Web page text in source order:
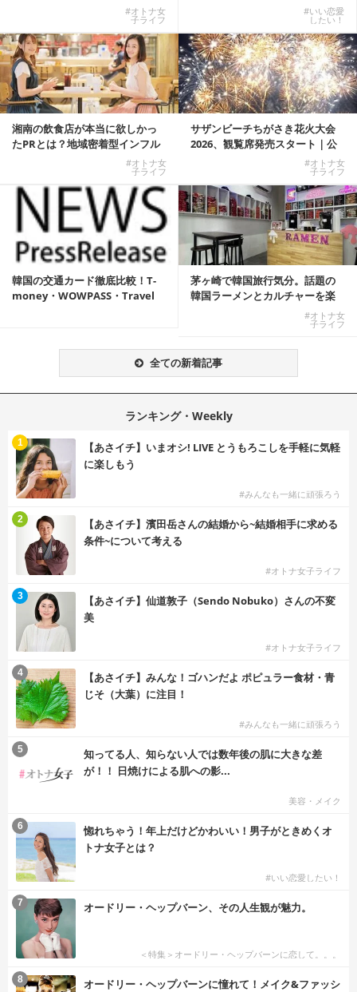
#オトナ女
子ライフ
#いい恋愛
したい！
湘南の飲食店が本当に欲しかっ
たPRとは？地域密着型インフル
#オトナ女
子ライフ
サザンビーチちがさき花火大会
2026、観覧席発売スタート｜公
#オトナ女
子ライフ
韓国の交通カード徹底比較！T-
money・WOWPASS・Travel
茅ヶ崎で韓国旅行気分。話題の
韓国ラーメンとカルチャーを楽
#オトナ女
子ライフ
全ての新着記事
ランキング・Weekly
【あさイチ】いまオシ! LIVE とうもろこしを手軽に気軽
に楽しもう
#みんなも一緒に頑張ろう
1
【あさイチ】濱田岳さんの結婚から~結婚相手に求める
条件~について考える
#オトナ女子ライフ
2
【あさイチ】仙道敦子（Sendo Nobuko）さんの不変
美
#オトナ女子ライフ
3
【あさイチ】みんな！ゴハンだよ ポピュラー食材・青
じそ（大葉）に注目！
#みんなも一緒に頑張ろう
4
知ってる人、知らない人では数年後の肌に大きな差
が！！ 日焼けによる肌への影...
美容・メイク
5
惚れちゃう！年上だけどかわいい！男子がときめくオ
トナ女子とは？
#いい恋愛したい！
6
オードリー・ヘップバーン、その人生観が魅力。
＜特集＞オードリー・ヘップバーンに恋して。。。
7
オードリー・ヘップバーンに憧れて！メイク&ファッシ
8